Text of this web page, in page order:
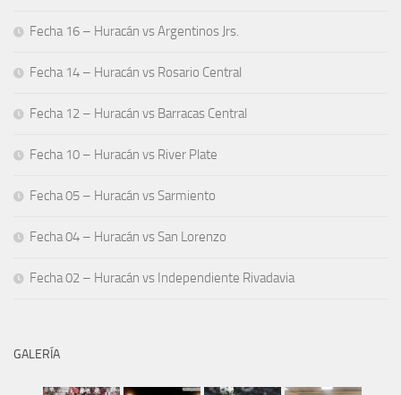
Fecha 16 – Huracán vs Argentinos Jrs.
Fecha 14 – Huracán vs Rosario Central
Fecha 12 – Huracán vs Barracas Central
Fecha 10 – Huracán vs River Plate
Fecha 05 – Huracán vs Sarmiento
Fecha 04 – Huracán vs San Lorenzo
Fecha 02 – Huracán vs Independiente Rivadavia
GALERÍA